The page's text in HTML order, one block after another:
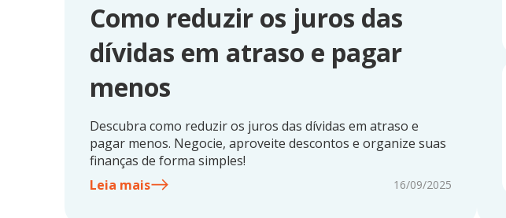
Como reduzir os juros das
dívidas em atraso e pagar
menos
Descubra como reduzir os juros das dívidas em atraso e
pagar menos. Negocie, aproveite descontos e organize suas
finanças de forma simples!
Leia mais
16/09/2025